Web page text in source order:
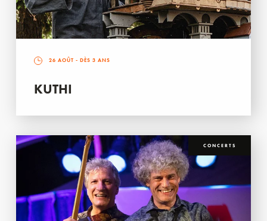
26 AOÛT - DÈS 3 ANS
KUTHI
CONCERTS